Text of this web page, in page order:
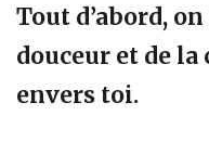
Tout d’abord,
douceur et de
envers toi.